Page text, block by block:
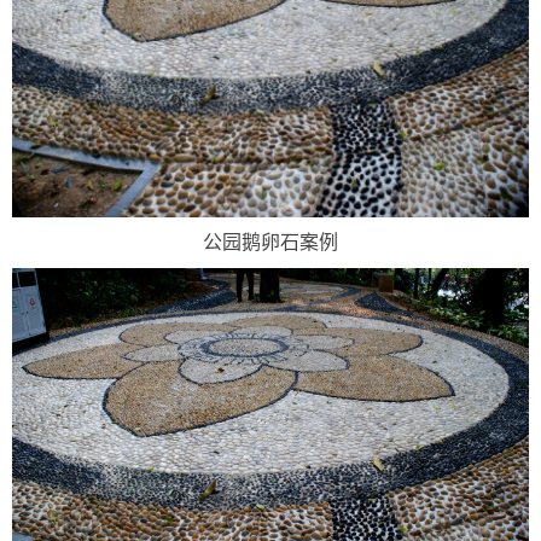
公园鹅卵石案例